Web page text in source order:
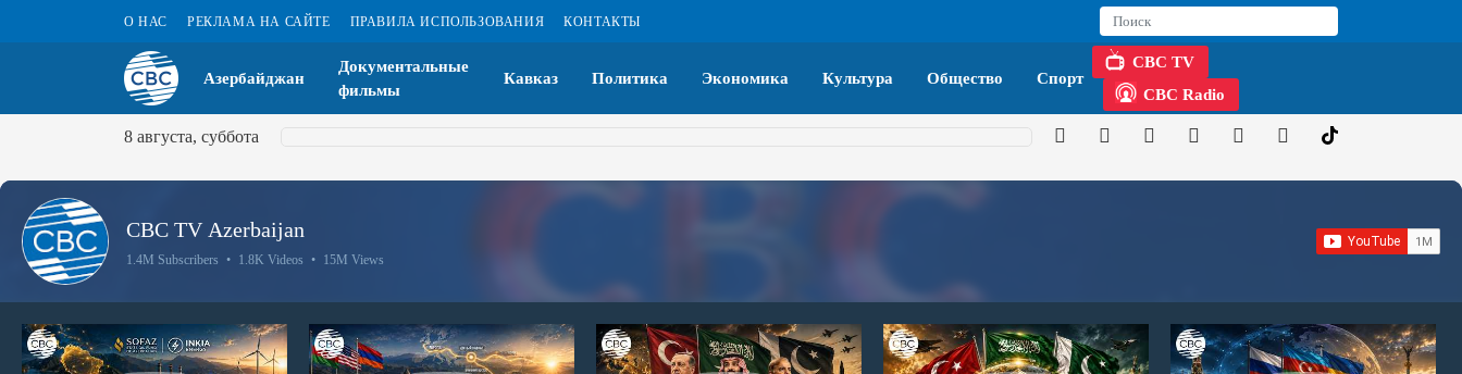
О НАС РЕКЛАМА НА САЙТЕ ПРАВИЛА ИСПОЛЬЗОВАНИЯ КОНТАКТЫ
Азербайджан
Документальные
фильмы
Кавказ Политика Экономика Культура Общество Спорт
CBC TV
CBC Radio
8 августа, суббота
CBC TV Azerbaijan
1.4M Subscribers • 1.8K Videos • 15M Views